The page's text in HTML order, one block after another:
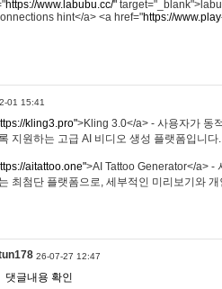
https://www.labubu.cc/"
hint</a> <a href="https://
01 15:41
kling3.pro">Kling 3.0</a> - 사용자가 동
지원하는 고급 AI 비디오 생성 플랫폼입니
aitattoo.one">AI Tattoo Generator</a> -
최첨단 플랫폼으로, 세부적인 미리보기와
26-07-27 12:47
댓글내용 확인